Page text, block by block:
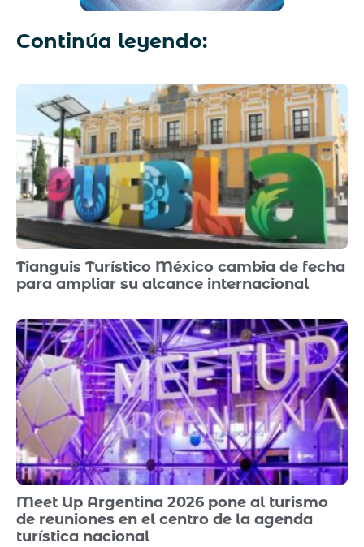
Continúa leyendo:
Tianguis Turístico México cambia de fecha
para ampliar su alcance internacional
Meet Up Argentina 2026 pone al turismo
de reuniones en el centro de la agenda
turística nacional